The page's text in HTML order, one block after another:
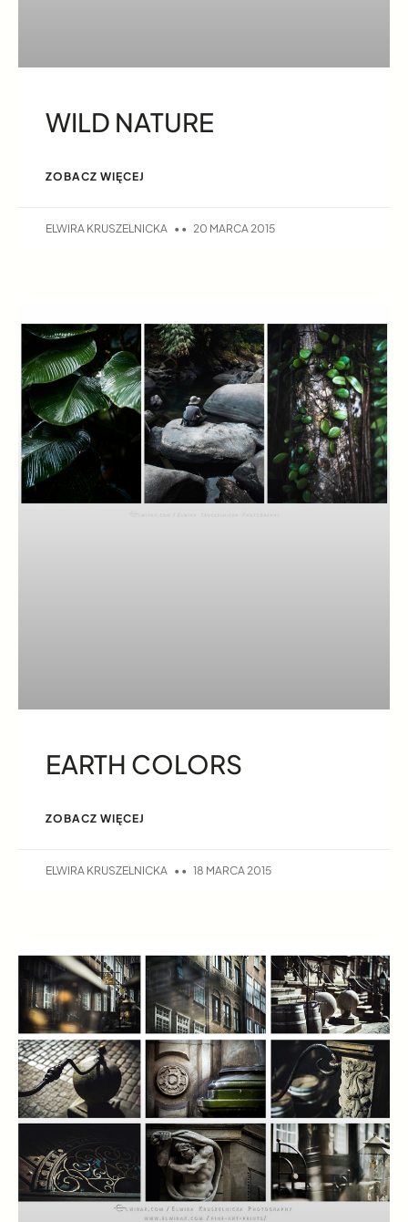
WILD NATURE
ZOBACZ WIĘCEJ
ELWIRA KRUSZELNICKA 20 MARCA 2015
EARTH COLORS
ZOBACZ WIĘCEJ
ELWIRA KRUSZELNICKA 18 MARCA 2015